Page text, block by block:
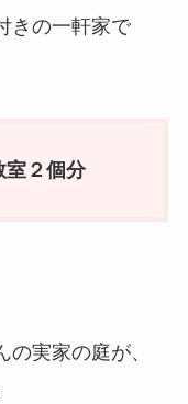
きの一軒家で
室２個分
実家の庭が、